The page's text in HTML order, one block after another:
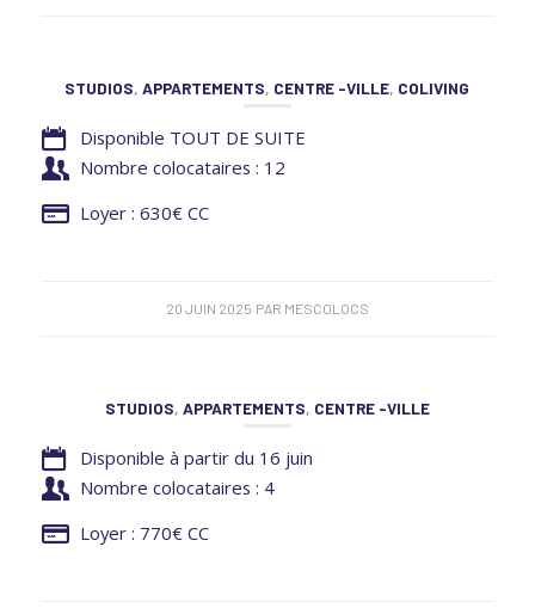
STUDIOS,APPARTEMENTS, CENTRE -VILLE, COLIVING
Disponible TOUT DE SUITE
Nombre colocataires : 12
Loyer : 630€ CC
20 JUIN 2025 PAR MESCOLOCS
STUDIOS, APPARTEMENTS, CENTRE -VILLE
Disponible à partir du 16 juin
Nombre colocataires : 4
Loyer : 770€ CC